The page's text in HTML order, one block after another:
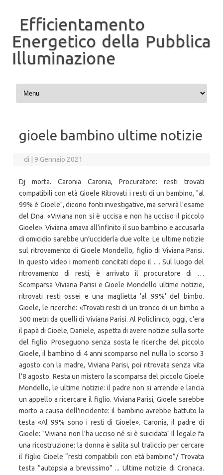
Efficientamento
Energetico della Pubblica
Illuminazione
Vai al contenuto
gioele bambino ultime notizie
di 9 Gennaio 2021
Dj morta. Caronia Caronia, Procuratore: resti trovati
compatibili con età Gioele Ritrovati i resti di un bambino, "al
99% è Gioele", dicono fonti investigative, ma servirà l'esame
del Dna. «Viviana non si è uccisa e non ha ucciso il piccolo
Gioele». Viviana amava all’infinito il suo bambino e accusarla
di omicidio sarebbe un’ucciderla due volte. Le ultime notizie
sul ritrovamento di Gioele Mondello, figlio di Viviana Parisi.
In questo video i momenti concitati dopo il … Sul luogo del
ritrovamento di resti, è arrivato il procuratore di …
Scomparsa Viviana Parisi e Gioele Mondello ultime notizie,
ritrovati resti ossei e una maglietta 'al 99%' del bimbo.
Gioele, le ricerche: «Trovati resti di un tronco di un bimbo a
500 metri da quelli di Viviana Parisi. Al Policlinico, oggi, c'era
il papà di Gioele, Daniele, aspetta di avere notizie sulla sorte
del figlio. Proseguono senza sosta le ricerche del piccolo
Gioele, il bambino di 4 anni scomparso nel nulla lo scorso 3
agosto con la madre, Viviana Parisi, poi ritrovata senza vita
l’8 agosto. Resta un mistero la scomparsa del piccolo Gioele
Mondello, le ultime notizie: il padre non si arrende e lancia
un appello a ricercare il figlio. Viviana Parisi, Gioele sarebbe
morto a causa dell'incidente: il bambino avrebbe battuto la
testa «Al 99% sono i resti di Gioele». Caronia, il padre di
Gioele: "Viviana non l'ha ucciso né si è suicidata" Il legale fa
una ricostruzione: la donna è salita sul traliccio per cercare
il figlio Gioele “resti compatibili con età bambino”/ Trovata
testa “autopsia a brevissimo” ... Ultime notizie di Cronaca.